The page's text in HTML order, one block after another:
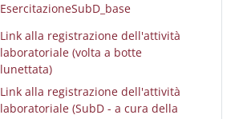
EsercitazioneSubD_base
Link alla registrazione dell'attività
laboratoriale (volta a botte
lunettata)URL
Link alla registrazione dell'attività
laboratoriale (SubD - a cura della